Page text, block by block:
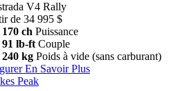
V4 Rally
de 34 995 $
170 ch Puissance
91 lb-ft Couple
240 kg Poids à vide (sans carburant)
En Savoir Plus
Peak